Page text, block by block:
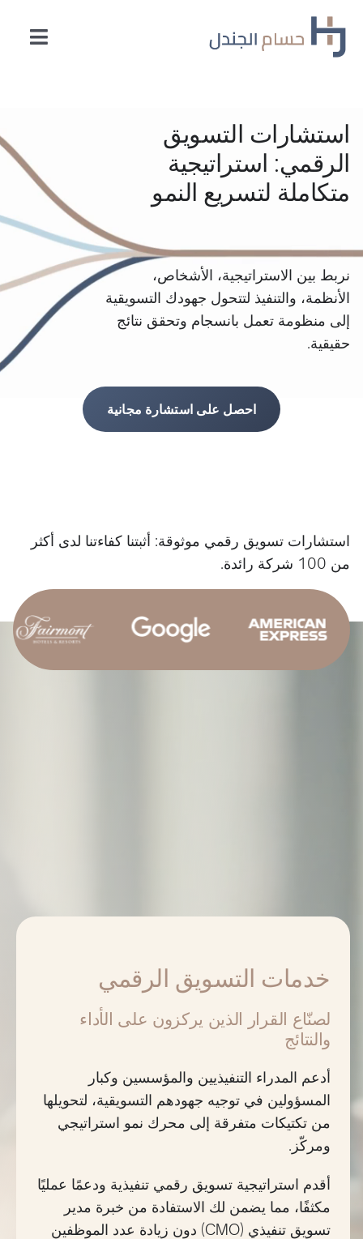
Skip
متحدث محترف
خبرة في قطاعات مختلفة
شهادات العملاء
استشارات التسويق
الرقمي: استراتيجية
متكاملة لتسريع النمو
نربط بين الاستراتيجية، الأشخاص،
الأنظمة، والتنفيذ لتتحول جهودك التسويقية
إلى منظومة تعمل بانسجام وتحقق نتائج
حقيقية.
احصل على استشارة مجانية
استشارات تسويق رقمي موثوقة: أثبتنا كفاءتنا لدى أكثر
من 100 شركة رائدة.
خدمات التسويق الرقمي
لصنّاع القرار الذين يركزون على الأداء
والنتائج
أدعم المدراء التنفيذيين والمؤسسين وكبار
المسؤولين في توجيه جهودهم التسويقية، لتحويلها
من تكتيكات متفرقة إلى محرك نمو استراتيجي
ومركّز.
أقدم استراتيجية تسويق رقمي تنفيذية ودعمًا عمليًا
مكثفًا، مما يضمن لك الاستفادة من خبرة مدير
تسويق تنفيذي (CMO) دون زيادة عدد الموظفين